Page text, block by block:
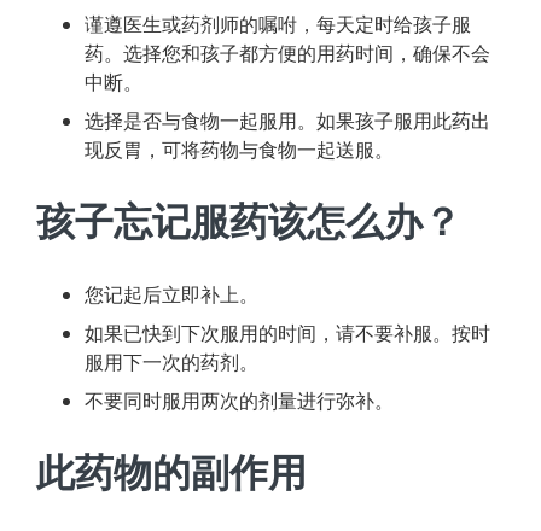
谨遵医生或药剂师的嘱咐，每天定时给孩子服
药。选择您和孩子都方便的用药时间，确保不会
中断。
选择是否与食物一起服用。如果孩子服用此药出
现反胃，可将药物与食物一起送服。
孩子忘记服药该怎么办？
您记起后立即补上。
如果已快到下次服用的时间，请不要补服。按时
服用下一次的药剂。
不要同时服用两次的剂量进行弥补。
此药物的副作用